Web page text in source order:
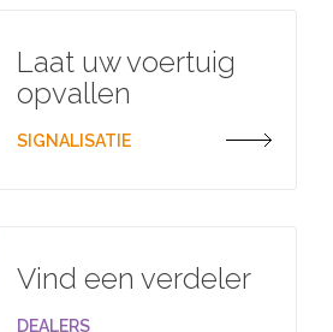
Laat uw voertuig
opvallen
SIGNALISATIE
Vind een verdeler
DEALERS